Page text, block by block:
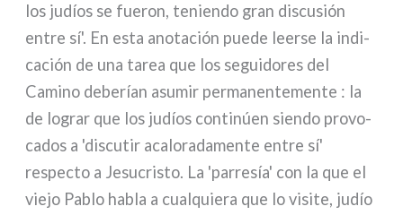
los judíos se fue­ron, tenien­do gran discu­sión
entre sí'. En esta ano­ta­ción pue­de leer­se la indi­
ca­ción de una tarea que los segui­do­res del
Camino debe­rían asu­mir per­ma­nen­te­men­te : la
de lograr que los judíos con­ti­núen sien­do pro­vo­
ca­dos a 'discu­tir aca­lo­ra­da­men­te entre sí'
respec­to a Jesucristo. La 'par­re­sía' con la que el
vie­jo Pablo habla a cual­quie­ra que lo visi­te, judío